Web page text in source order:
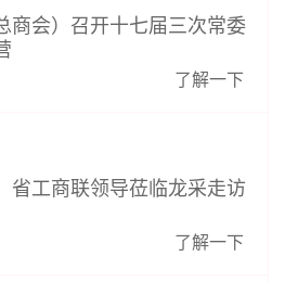
商会）召开十七届三次常委
了解一下
省工商联领导莅临龙采走访
了解一下